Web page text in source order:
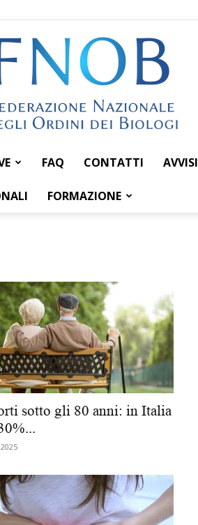
Federazione
Nazionale
degli
FAQ CONTATTI AVVISI
FORMAZIONE
sotto gli 80 anni: in Italia